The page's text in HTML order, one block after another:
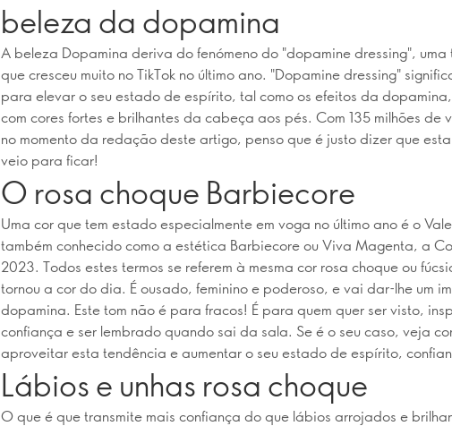
beleza da dopamina
A beleza Dopamina deriva do fenómeno do "dopamine dressing", uma
que cresceu muito no TikTok no último ano. "Dopamine dressing"
para elevar o seu estado de espírito, tal como os efeitos da
com cores fortes e brilhantes da cabeça aos pés. Com 135 milhões de
no momento da redação deste artigo, penso que é justo dizer que
veio para ficar!
O rosa choque Barbiecore
Uma cor que tem estado especialmente em voga no último ano é o
também conhecido como a estética Barbiecore ou Viva Magenta, a
2023. Todos estes termos se referem à mesma cor rosa choque ou
tornou a cor do dia. É ousado, feminino e poderoso, e vai dar-lhe um
dopamina. Este tom não é para fracos! É para quem quer ser visto,
confiança e ser lembrado quando sai da sala. Se é o seu caso, veja
aproveitar esta tendência e aumentar o seu estado de espírito,
Lábios e unhas rosa choque
O que é que transmite mais confiança do que lábios arrojados e